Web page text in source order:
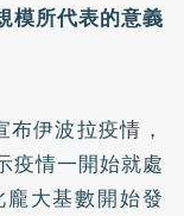
模所代表的意義
伊波拉疫情，
疫情一開始就處
大基數開始發